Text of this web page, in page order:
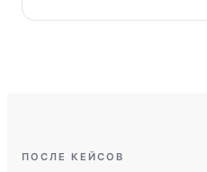
ПОСЛЕ КЕЙСОВ